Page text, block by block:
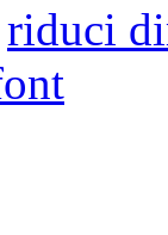
riduci